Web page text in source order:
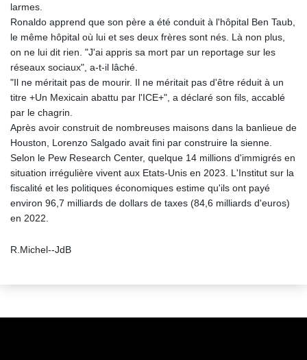
larmes.
Ronaldo apprend que son père a été conduit à l'hôpital Ben Taub,
le même hôpital où lui et ses deux frères sont nés. Là non plus,
on ne lui dit rien. "J'ai appris sa mort par un reportage sur les
réseaux sociaux", a-t-il lâché.
"Il ne méritait pas de mourir. Il ne méritait pas d'être réduit à un
titre +Un Mexicain abattu par l'ICE+", a déclaré son fils, accablé
par le chagrin.
Après avoir construit de nombreuses maisons dans la banlieue de
Houston, Lorenzo Salgado avait fini par construire la sienne.
Selon le Pew Research Center, quelque 14 millions d'immigrés en
situation irrégulière vivent aux Etats-Unis en 2023. L'Institut sur la
fiscalité et les politiques économiques estime qu'ils ont payé
environ 96,7 milliards de dollars de taxes (84,6 milliards d'euros)
en 2022.
R.Michel--JdB